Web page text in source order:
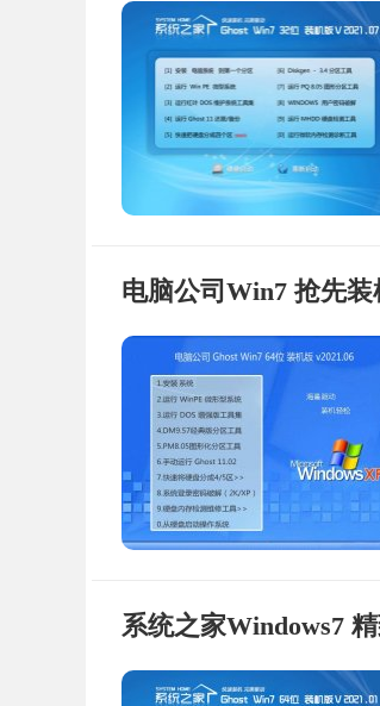
电脑公司Win7 抢先装
系统之家Windows7